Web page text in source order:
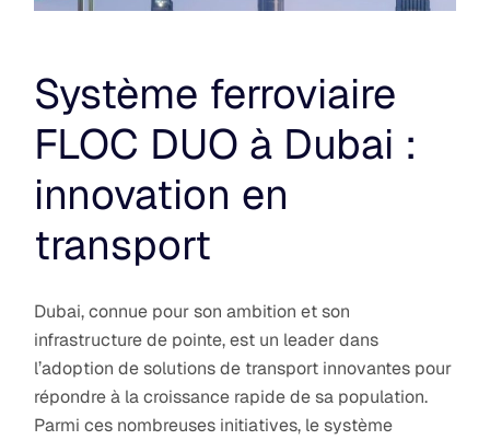
Système ferroviaire
FLOC DUO à Dubai :
innovation en
transport
Dubai, connue pour son ambition et son
infrastructure de pointe, est un leader dans
l’adoption de solutions de transport innovantes pour
répondre à la croissance rapide de sa population.
Parmi ces nombreuses initiatives, le système